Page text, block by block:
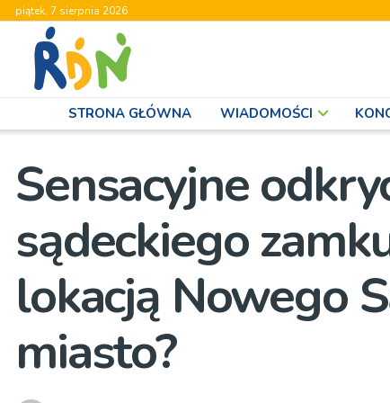
piątek, 7 sierpnia 2026
STRONA GŁÓWNA WIADOMOŚCI
Sensacyjne
sądeckiego
lokacją Nowego
miasto?